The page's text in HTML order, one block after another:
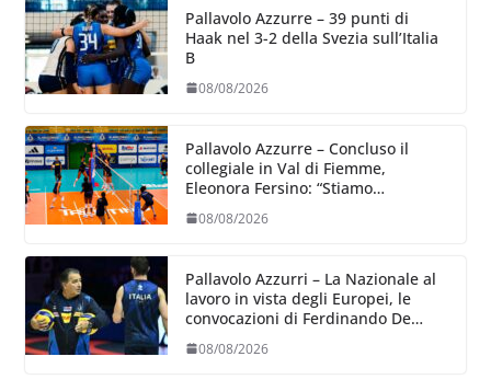
Pallavolo Azzurre – 39 punti di
Haak nel 3-2 della Svezia sull’Italia
B
08/08/2026
Pallavolo Azzurre – Concluso il
collegiale in Val di Fiemme,
Eleonora Fersino: “Stiamo
lavorando su quei piccoli dettagli
dove poter migliorare”.
08/08/2026
Pallavolo Azzurri – La Nazionale al
lavoro in vista degli Europei, le
convocazioni di Ferdinando De
Giorgi
08/08/2026